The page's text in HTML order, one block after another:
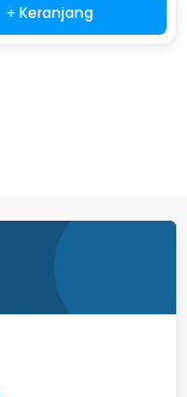
+ Keranjang